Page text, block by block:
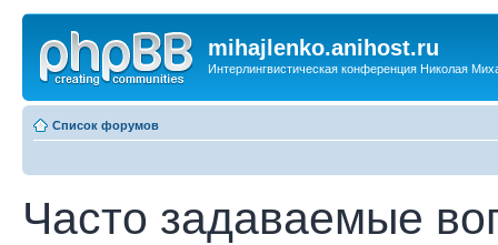
mihajlenko.anihost.ru
Интерлингвистическая конференция Николая
Список форумов
Часто задаваемые